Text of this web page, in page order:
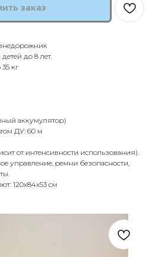
заказ
до 8 лет.
кг
аккумулятор)
ДУ: 60 м
от интенсивности использования).
управление, ремни безопасности,
120х84х53 см